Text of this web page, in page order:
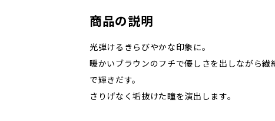
商品の説明
光弾けるきらびやかな印象に。
暖かいブラウンのフチで優しさを出しながら繊
で輝きだす。
さりげなく垢抜けた瞳を演出します。